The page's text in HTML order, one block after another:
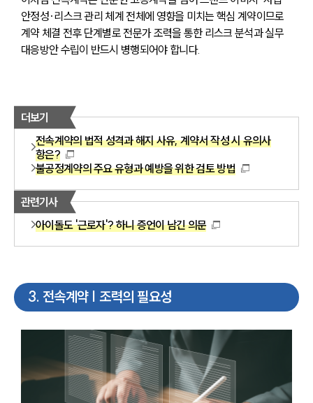
안정성·리스크 관리 체계 전체에 영향을 미치는 핵심 계약이므로
계약 체결 전후 단계별로 전문가 조력을 통한 리스크 분석과 실무
대응방안 수립이 반드시 병행되어야 합니다.
더보기
전속계약의 법적 성격과 해지 사유, 계약서 작성 시 유의사
항은?
불공정계약의 주요 유형과 예방을 위한 검토 방법
관련기사
아이돌도 '근로자'? 하니 증언이 남긴 의문
3. 전속계약 | 조력의 필요성